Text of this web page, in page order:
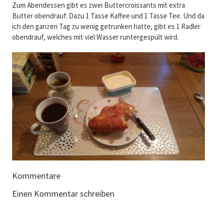
Zum Abendessen gibt es zwei Buttercroissants mit extra
Butter obendrauf. Dazu 1 Tasse Kaffee und 1 Tasse Tee. Und da
ich den ganzen Tag zu wenig getrunken hatte, gibt es 1 Radler
obendrauf, welches mit viel Wasser runtergespült wird.
Kommentare
Einen Kommentar schreiben